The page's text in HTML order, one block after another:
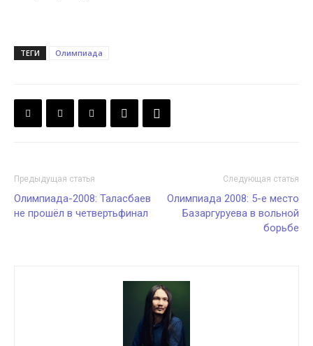
ТЕГИ Олимпиада
Предыдущая статья
Олимпиада-2008: Таласбаев
не прошёл в четвертьфинал
Следующая статья
Олимпиада 2008: 5-е место
Базаргуруева в вольной
борьбе